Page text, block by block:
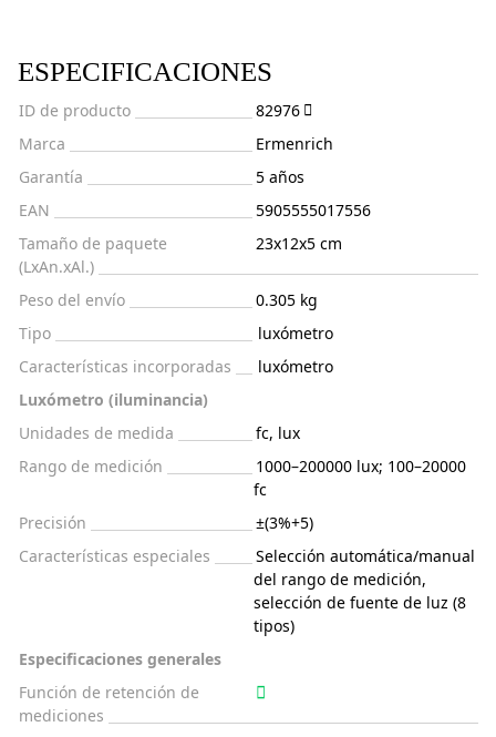
ESPECIFICACIONES
ID de producto
82976
Marca
Ermenrich
Garantía
5 años
EAN
5905555017556
Tamaño de paquete
(LxAn.xAl.)
23x12x5 cm
Peso del envío
0.305 kg
Tipo
luxómetro
Características incorporadas
luxómetro
Luxómetro (iluminancia)
Unidades de medida
fc, lux
Rango de medición
1000–200000 lux; 100–20000
fc
Precisión
±(3%+5)
Características especiales
Selección automática/manual
del rango de medición,
selección de fuente de luz (8
tipos)
Especificaciones generales
Función de retención de
mediciones